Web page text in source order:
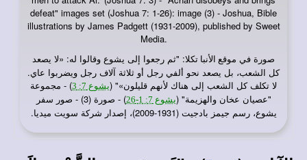
defeat" images set (Joshua 7: 1-26): image (3) - Joshua, Bible
illustrations by James Padgett (1931-2009), published by Sweet
Media.
صورة في موقع الأنبا تكلا: "ثم رجعوا إلى يشوع وقالوا له: «لا يصعد
كل الشعب، بل يصعد نحو ألفي رجل أو ثلاثة آلاف رجل ويضربوا عاي.
لا تكلف كل الشعب إلى هناك لأنهم قليلون»" (يشوع 7: 3
) - مجموعة
"عصيان عخان والهزيمة" (يشوع 7: 1-26
) - صورة (3) - صور سفر
يشوع، رسم جيمز بادجيت (1931-2009)، إصدار شركة سويت ميديا.